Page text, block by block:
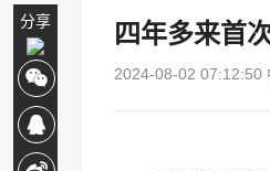
分享 四年多来首
2024-08-02 07:12:50